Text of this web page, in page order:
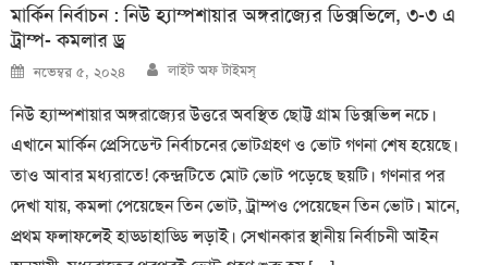
মার্কিন নির্বাচন : নিউ হ্যাম্পশায়ার অঙ্গরাজ্যের ডিক্সভিলে, ৩-৩ এ
ট্রাম্প- কমলার ড্র
Posted
on
নভেম্বর ৫, ২০২৪ Author
লাইট অফ টাইমস্
নিউ হ্যাম্পশায়ার অঙ্গরাজ্যের উত্তরে অবস্থিত ছোট্ট গ্রাম ডিক্সভিল নচে।
এখানে মার্কিন প্রেসিডেন্ট নির্বাচনের ভোটগ্রহণ ও ভোট গণনা শেষ হয়েছে।
তাও আবার মধ্যরাতে! কেন্দ্রটিতে মোট ভোট পড়েছে ছয়টি। গণনার পর
দেখা যায়, কমলা পেয়েছেন তিন ভোট, ট্রাম্পও পেয়েছেন তিন ভোট। মানে,
প্রথম ফলাফলেই হাড্ডাহাড্ডি লড়াই। সেখানকার স্থানীয় নির্বাচনী আইন